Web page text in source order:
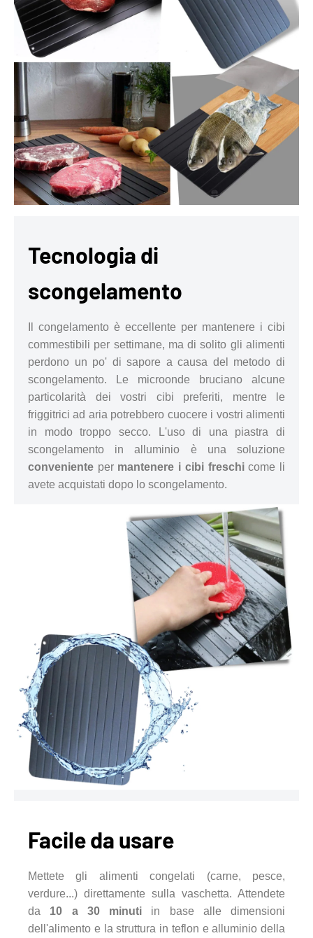
Tecnologia di
scongelamento
Il congelamento è eccellente per mantenere i cibi
commestibili per settimane, ma di solito gli alimenti
perdono un po' di sapore a causa del metodo di
scongelamento. Le microonde bruciano alcune
particolarità dei vostri cibi preferiti, mentre le
friggitrici ad aria potrebbero cuocere i vostri alimenti
in modo troppo secco. L'uso di una piastra di
scongelamento in alluminio è una soluzione
conveniente per mantenere i cibi freschicome li
avete acquistati dopo lo scongelamento.
Facile da usare
Mettete gli alimenti congelati (carne, pesce,
verdure...) direttamente sulla vaschetta. Attendete
da 10 a 30 minuti in base alle dimensioni
dell'alimento e la struttura in teflon e alluminio della